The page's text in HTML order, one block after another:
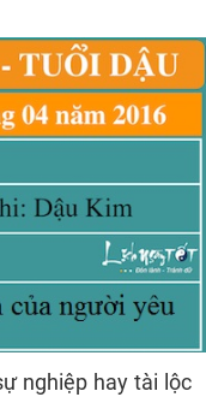
nghiệp hay tài lộc